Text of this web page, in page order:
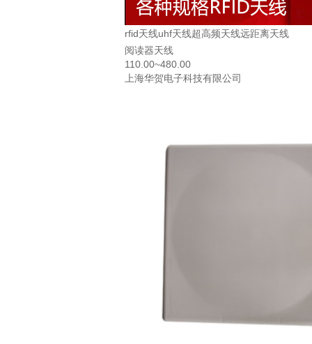
rfid天线uhf天线超高频天线远距离天线
阅读器天线
110.00~480.00
上海华贺电子科技有限公司